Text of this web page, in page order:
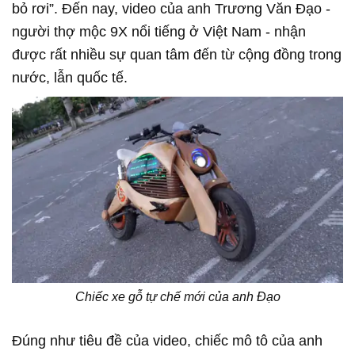
bỏ rơi”. Đến nay, video của anh Trương Văn Đạo -
người thợ mộc 9X nổi tiếng ở Việt Nam - nhận
được rất nhiều sự quan tâm đến từ cộng đồng trong
nước, lẫn quốc tế.
Chiếc xe gỗ tự chế mới của anh Đạo
Đúng như tiêu đề của video, chiếc mô tô của anh